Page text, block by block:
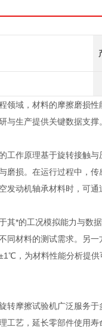
域，材料的摩擦磨损性
与生产提供关键数据支
作原理基于旋转接触与
磨损。在运行过程中，
发动机轴承材料时，可
*的工况模拟能力与数据
同材料的测试需求。另
，为材料性能分析提
摩擦试验机广泛服务于
工艺，延长零部件使用